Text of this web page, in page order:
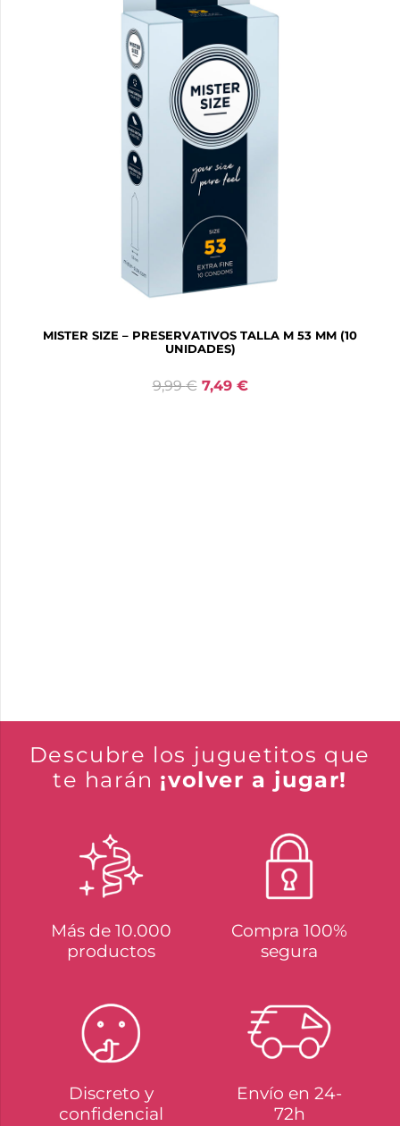
MISTER SIZE – PRESERVATIVOS TALLA M 53 MM (10
UNIDADES)
9,99€ 7,49 €
Descubre los juguetitos que
te harán ¡volver a jugar!
Más de 10.000
productos
Compra 100%
segura
Discreto y
confidencial
Envío en 24-
72h